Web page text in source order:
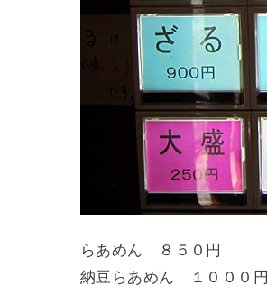
らあめん ８５０円
納豆らあめん １０００円